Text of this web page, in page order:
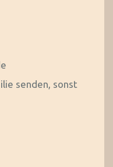
senden, sonst